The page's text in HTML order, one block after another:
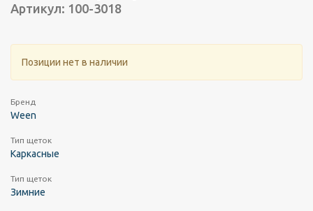
Артикул: 100-3018
Позиции нет в наличии
Бренд
Ween
Тип щеток
Каркасные
Тип щеток
Зимние